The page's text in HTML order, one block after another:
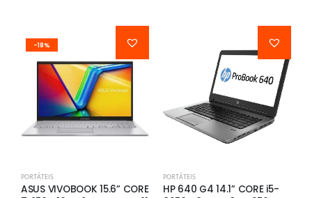
-18%
PORTÁTEIS
ASUS VIVOBOOK 15.6” CORE
PORTÁTEIS
HP 640 G4 14.1” CORE i5-